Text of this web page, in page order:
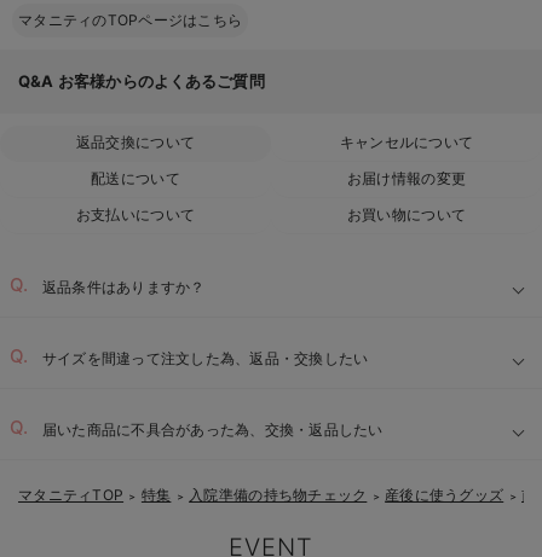
マタニティのTOPページはこちら
Q&A お客様からのよくあるご質問
返品交換について
キャンセルについて
配送について
お届け情報の変更
お支払いについて
お買い物について
返品条件はありますか？
サイズを間違って注文した為、返品・交換したい
届いた商品に不具合があった為、交換・返品したい
マタニティTOP ＞ 特集 ＞ 入院準備の持ち物チェック ＞ 産後に使うグッズ ＞ 前
EVENT